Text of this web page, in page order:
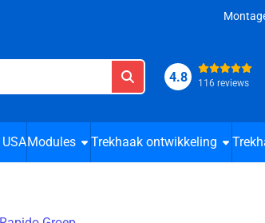
4.8 116 reviews
Modules Trekhaak ontwikkeling